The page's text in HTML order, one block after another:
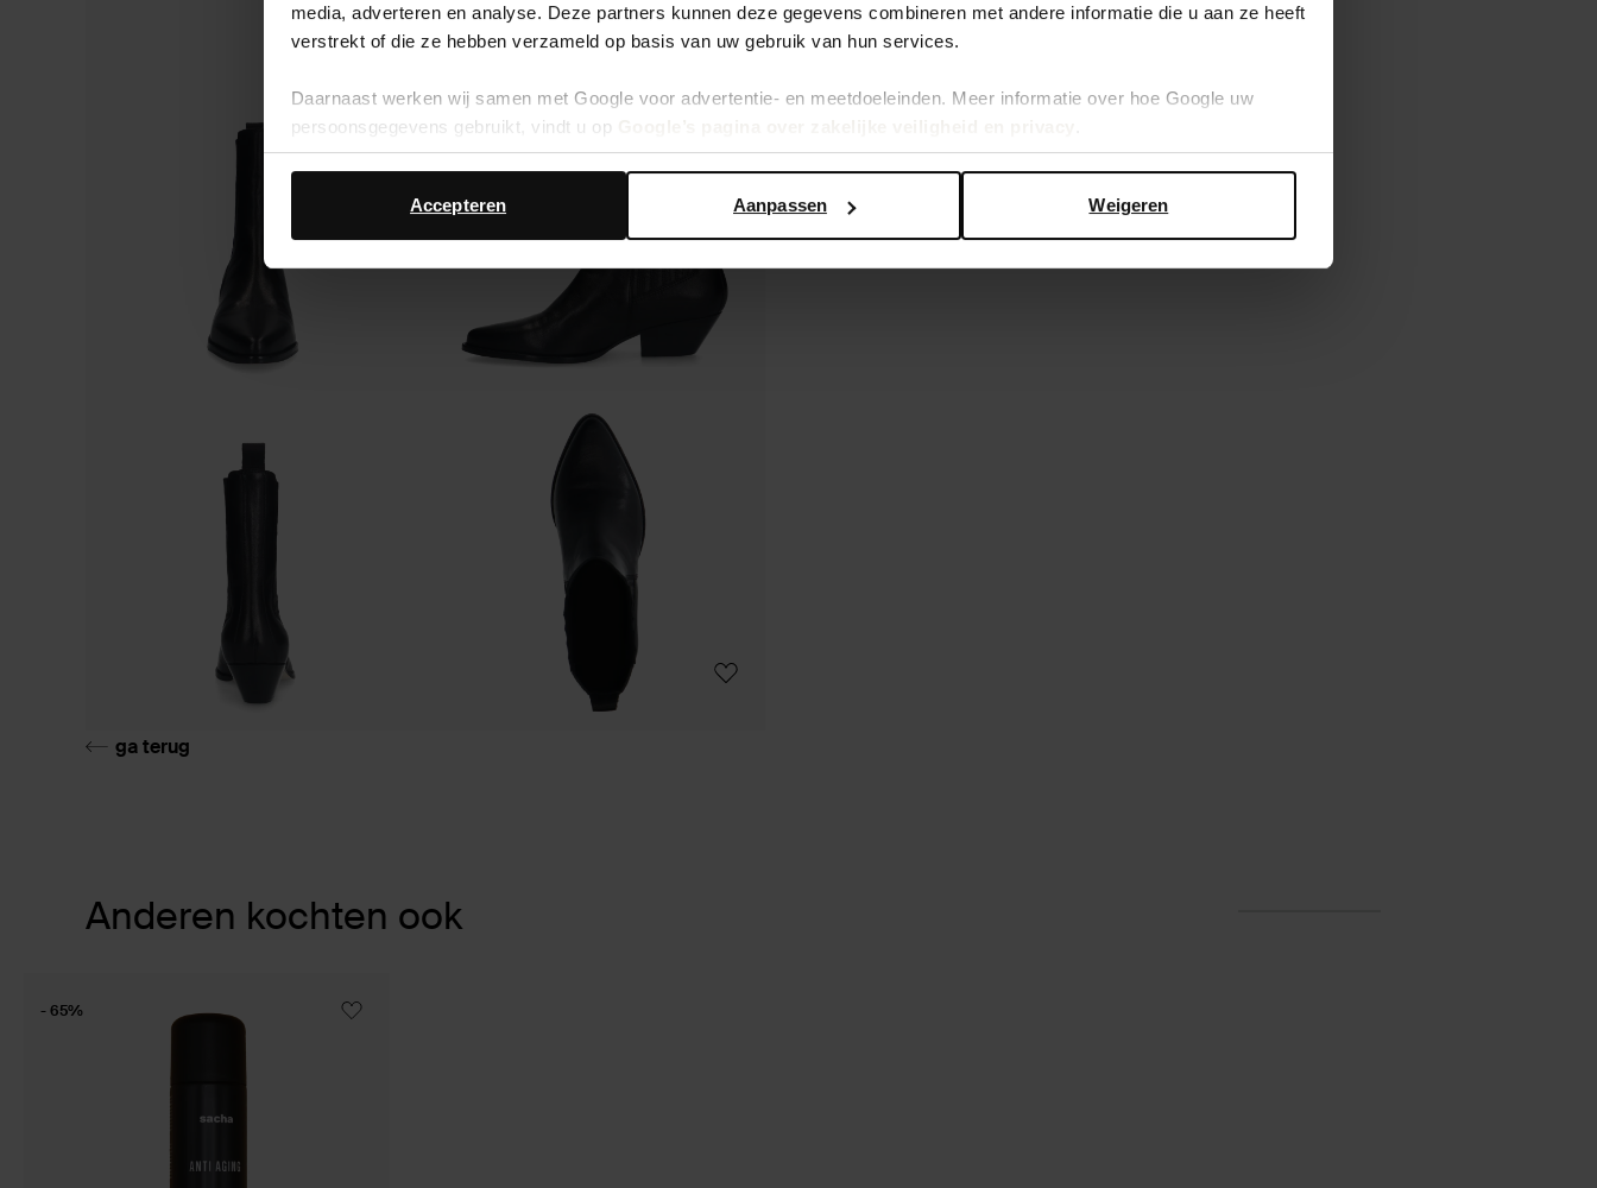
media, adverteren en analyse. Deze partners kunnen deze gegevens combineren met andere informatie die u aan ze heeft
verstrekt of die ze hebben verzameld op basis van uw gebruik van hun services.
Daarnaast werken wij samen met Google voor advertentie- en meetdoeleinden. Meer informatie over hoe Google uw
persoonsgegevens gebruikt, vindt u op
Weigeren
Aanpassen
Accepteren
ga terug
Anderen kochten ook
- 65%